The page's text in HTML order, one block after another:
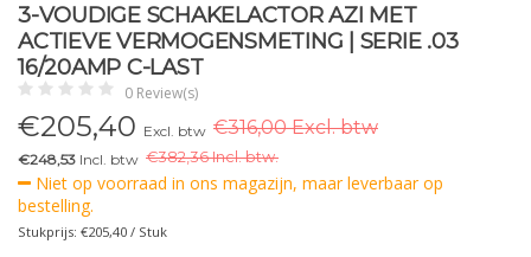
3-VOUDIGE SCHAKELACTOR AZI MET
ACTIEVE VERMOGENSMETING | SERIE .03
16/20AMP C-LAST
0 Review(s)
€205,40 Excl. btw €316,00 Excl. btw
€248,53 Incl. btw €382,36 Incl. btw.
Niet op voorraad in ons magazijn, maar leverbaar op
bestelling.
Stukprijs: €205,40 / Stuk